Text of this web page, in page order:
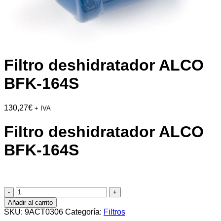
Filtro deshidratador ALCO
BFK-164S
130,27€ + IVA
Filtro deshidratador ALCO
BFK-164S
Filtro
deshidratador
ALCO
BFK-
Añadir al carrito
SKU: 9ACT0306 Categoría: Filtros